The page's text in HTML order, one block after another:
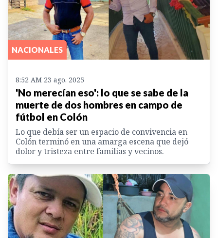
NACIONALES
8:52 AM 23 ago. 2025
'No merecían eso': lo que se sabe de la
muerte de dos hombres en campo de
fútbol en Colón
Lo que debía ser un espacio de convivencia en
Colón terminó en una amarga escena que dejó
dolor y tristeza entre familias y vecinos.